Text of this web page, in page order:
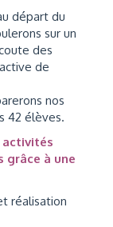
départ du
sur un
des
de
nos
42 élèves.
activités
grâce à une
réalisation